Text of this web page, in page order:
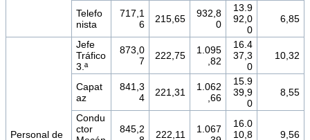
Telefo
nista
717,1
6
215,65
932,8
0
13.9
92,0
0
6,85
Personal de
Jefe
Tráfico
3.ª
873,0
7
222,75
1.095
,82
16.4
37,3
0
10,32
Capat
az
841,3
4
221,31
1.062
,66
15.9
39,9
0
8,55
Condu
ctor
845,2
222,11
1.067
16.0
10,8
9,56